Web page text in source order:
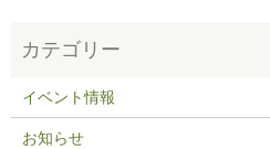
イベント情報
お知らせ